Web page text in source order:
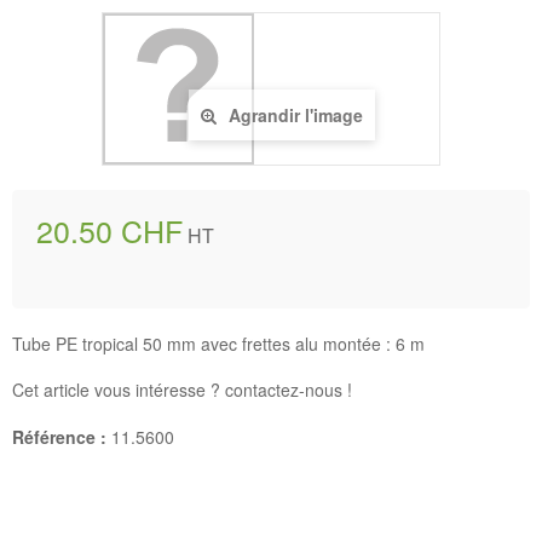
Agrandir l'image
20.50 CHF HT
Tube PE tropical 50 mm avec frettes alu montée : 6 m
Cet article vous intéresse ? contactez-nous !
Référence : 11.5600